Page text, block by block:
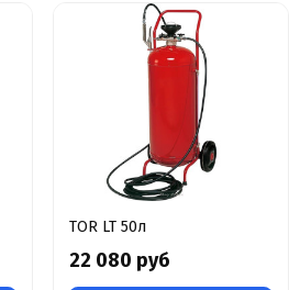
TOR LT 50л
22 080 руб